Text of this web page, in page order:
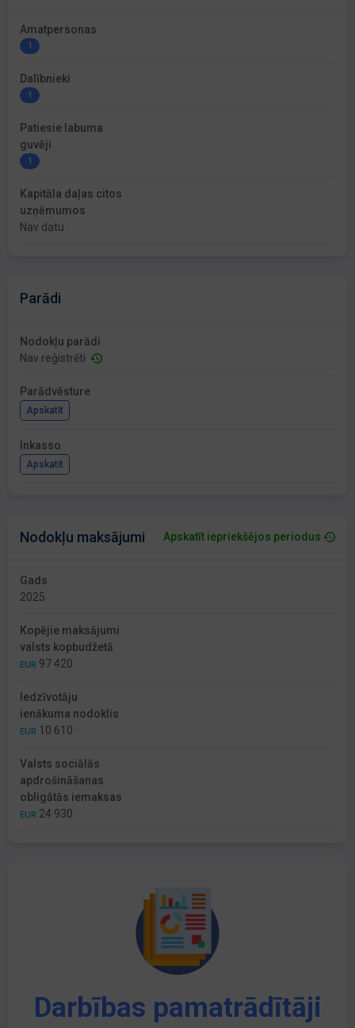
Amatpersonas
1
Dalībnieki
1
Patiesie labuma
guvēji
1
Kapitāla daļas citos
uzņēmumos
Nav datu
Parādi
Nodokļu parādi
Nav reģistrēti
Parādvēsture
Apskatīt
Inkasso
Apskatīt
Nodokļu maksājumi Apskatīt iepriekšējos periodus
Gads
2025
Kopējie maksājumi
valsts kopbudžetā
EUR 97 420
Iedzīvotāju
ienākuma nodoklis
EUR 10 610
Valsts sociālās
apdrošināšanas
obligātās iemaksas
EUR 24 930
Darbības pamatrādītāji